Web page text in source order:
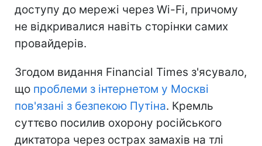
доступу до мережі через Wi-Fi, причому
не відкривалися навіть сторінки самих
провайдерів.
Згодом видання Financial Times з'ясувало,
що проблеми з інтернетом у Москві
пов'язані з безпекою Путіна. Кремль
суттєво посилив охорону російського
диктатора через острах замахів на тлі